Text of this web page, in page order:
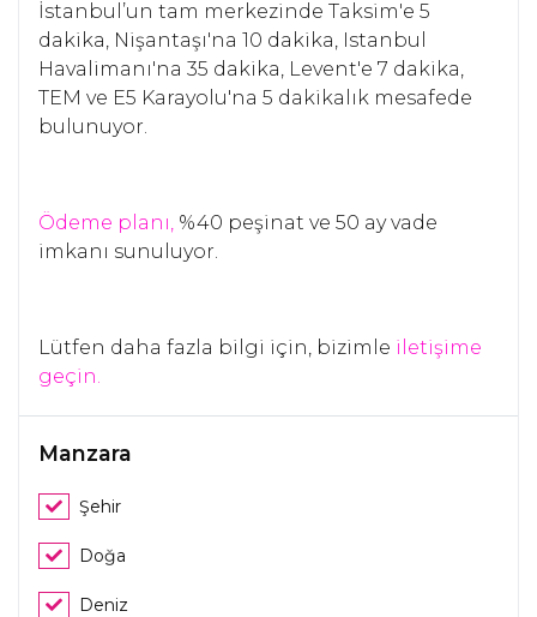
İstanbul’un tam merkezinde Taksim'e 5
dakika, Nişantaşı'na 10 dakika, Istanbul
Havalimanı'na 35 dakika, Levent'e 7 dakika,
TEM ve E5 Karayolu'na 5 dakikalık mesafede
bulunuyor.
Ödeme planı, %40 peşinat ve 50 ay vade
imkanı sunuluyor.
Lütfen daha fazla bilgi için, bizimle iletişime
geçin.
Manzara
Şehir
Doğa
Deniz